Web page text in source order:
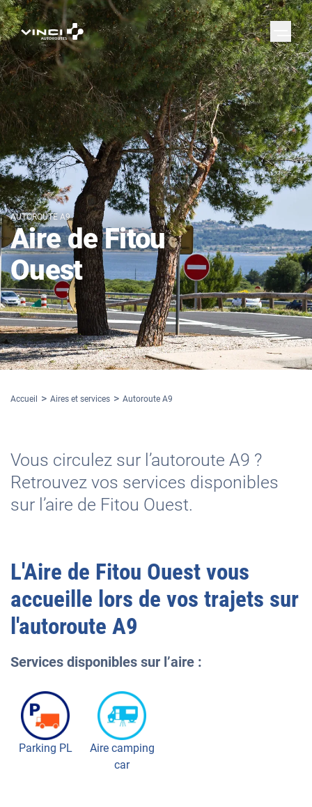
AUTOROUTE A9
Aire de Fitou
Ouest
Accueil Aires et services Autoroute A9
Vous circulez sur l’autoroute A9 ?
Retrouvez vos services disponibles
sur l’aire de Fitou Ouest.
L'Aire de Fitou Ouest vous
accueille lors de vos trajets sur
l'autoroute A9
Services disponibles sur l’aire :
Parking PL
Aire camping
car